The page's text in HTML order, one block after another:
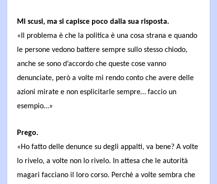
Mi scusi, ma si capisce poco dalla sua risposta.
«Il problema è che la politica è una cosa strana e quando
le persone vedono battere sempre sullo stesso chiodo,
anche se sono d’accordo che queste cose vanno
denunciate, però a volte mi rendo conto che avere delle
azioni mirate e non esplicitarle sempre… faccio un
esempio…»
Prego.
«Ho fatto delle denunce su degli appalti, va bene? A volte
lo rivelo, a volte non lo rivelo. In attesa che le autorità
magari facciano il loro corso. Perché a volte sembra che